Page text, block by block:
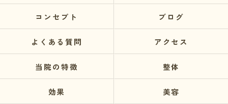
コンセプト ブログ
よくある質問 アクセス
当院の特徴 整体
効果 美容